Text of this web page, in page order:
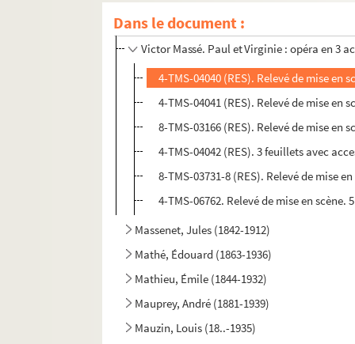
Dans le document :
Victor Massé. Les Chaises à porteurs :
Victor Massé. Paul et Virginie : opéra en 3
4-TMS-04040 (RES). Relevé de mise en
4-TMS-04041 (RES). Relevé de mise en
8-TMS-03166 (RES). Relevé de mise en
4-TMS-04042 (RES). 3 feuillets avec
8-TMS-03731-8 (RES). Relevé de mise
4-TMS-06762. Relevé de mise en scène. 5
Massenet, Jules (1842-1912)
Mathé, Édouard (1863-1936)
Mathieu, Émile (1844-1932)
Mauprey, André (1881-1939)
Mauzin, Louis (18..-1935)